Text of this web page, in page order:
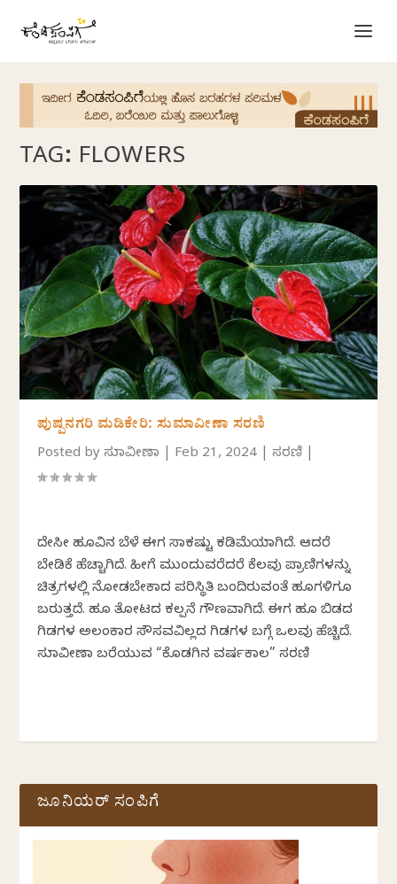
TAG: FLOWERS
ಪುಷ್ಪನಗರಿ ಮಡಿಕೇರಿ: ಸುಮಾವೀಣಾ ಸರಣಿ
Posted byಸುಮಾವೀಣಾ Feb 21, 2024 |ಸರಣಿ
ದೇಸೀ ಹೂವಿನ ಬೆಳೆ ಈಗ ಸಾಕಷ್ಟು ಕಡಿಮೆಯಾಗಿದೆ. ಆದರೆ
ಬೇಡಿಕೆ ಹೆಚ್ಚಾಗಿದೆ. ಹೀಗೆ ಮುಂದುವರೆದರೆ ಕೆಲವು ಪ್ರಾಣಿಗಳನ್ನು
ಚಿತ್ರಗಳಲ್ಲಿ ನೋಡಬೇಕಾದ ಪರಿಸ್ಥಿತಿ ಬಂದಿರುವಂತೆ ಹೂಗಳಿಗೂ
ಬರುತ್ತದೆ. ಹೂ ತೋಟದ ಕಲ್ಪನೆ ಗೌಣವಾಗಿದೆ. ಈಗ ಹೂ ಬಿಡದ
ಗಿಡಗಳ ಅಲಂಕಾರ ಸೌಸವವಿಲ್ಲದ ಗಿಡಗಳ ಬಗ್ಗೆ ಒಲವು ಹೆಚ್ಚಿದೆ.
ಸುಮಾವೀಣಾ ಬರೆಯುವ “ಕೊಡಗಿನ ವರ್ಷಕಾಲ” ಸರಣಿ
ಜೂನಿಯರ್ ಸಂಪಿಗೆ